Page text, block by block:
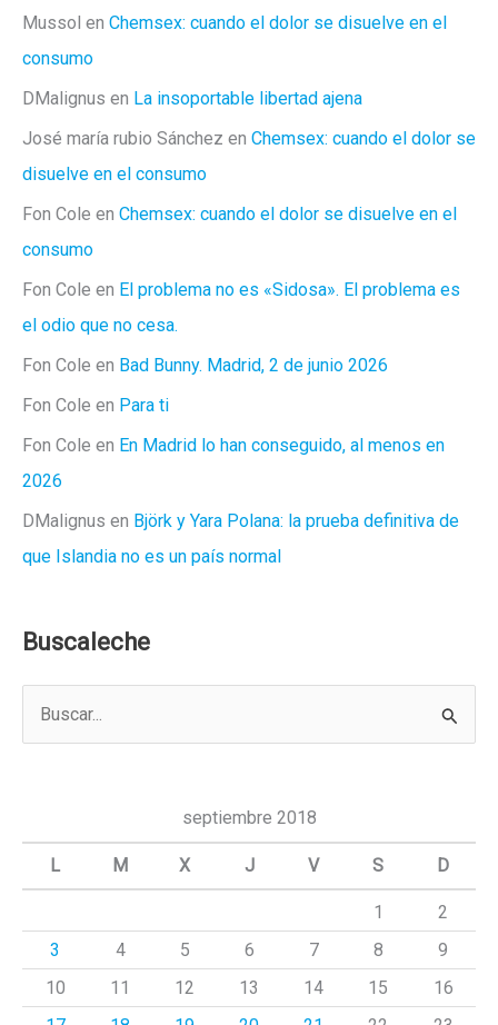
Mussol en Chemsex: cuando el dolor se disuelve en el
consumo
DMalignus en La insoportable libertad ajena
José maría rubio Sánchez en Chemsex: cuando el dolor se
disuelve en el consumo
Fon Cole en Chemsex: cuando el dolor se disuelve en el
consumo
Fon Cole en El problema no es «Sidosa». El problema es
el odio que no cesa.
Fon Cole en Bad Bunny. Madrid, 2 de junio 2026
Fon Cole en Para ti
Fon Cole en En Madrid lo han conseguido, al menos en
2026
DMalignus en Björk y Yara Polana: la prueba definitiva de
que Islandia no es un país normal
Buscaleche
a
septiembre 2018
L M X J V S D
1
2
3
4 5 6 7 8
9
10
11 12 13 14 15
16